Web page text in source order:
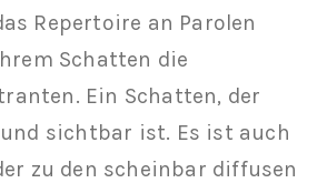
Repertoire an Parolen
Schatten die
Ein Schatten, der
sichtbar ist. Es ist auch
zu den scheinbar diffusen